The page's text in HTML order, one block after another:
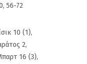
56-72
10 (1),
2,
16 (3),